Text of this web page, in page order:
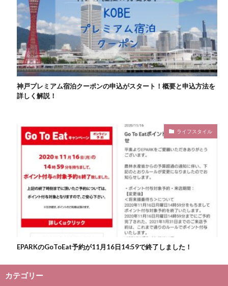
神戸プレミアム宿泊クーポンの申込がスタート！概要と申込方法を
詳しく解説！
ライフスタイル
EPARKのGoToEat予約が11月16日14:59で終了しました！
カテゴリー